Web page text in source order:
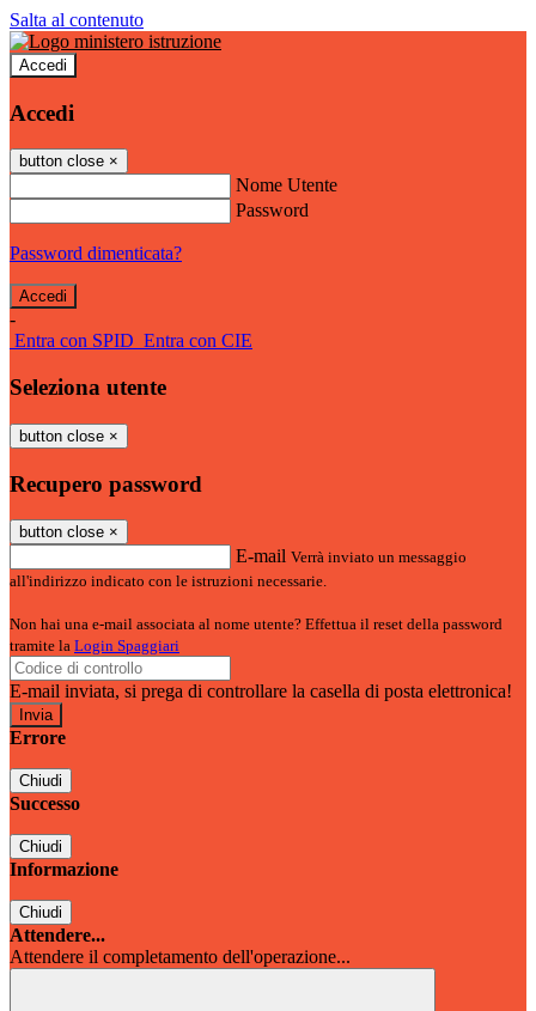
Salta al contenuto
Accedi
Accedi
button close ×
Nome Utente
Password
Password dimenticata?
-
Entra con SPID Entra con CIE
Seleziona utente
button close ×
Recupero password
button close ×
E-mail Verrà inviato un messaggio
all'indirizzo indicato con le istruzioni necessarie.
Non hai una e-mail associata al nome utente? Effettua il reset della password
tramite la Login Spaggiari
E-mail inviata, si prega di controllare la casella di posta elettronica!
Errore
Chiudi
Successo
Chiudi
Informazione
Chiudi
Attendere...
Attendere il completamento dell'operazione...